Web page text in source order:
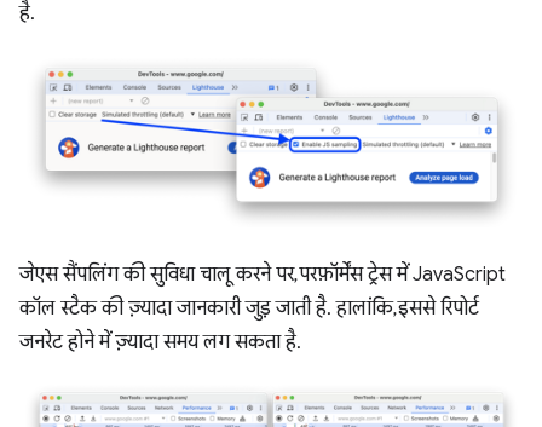
है.
जेएस सैंपलिंग की सुविधा चालू करने पर, परफ़ॉर्मेंस ट्रेस में JavaScript
कॉल स्टैक की ज़्यादा जानकारी जुड़ जाती है. हालांकि, इससे रिपोर्ट
जनरेट होने में ज़्यादा समय लग सकता है.